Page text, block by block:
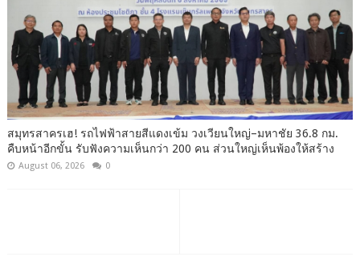
สมุทรสาครเฮ! รถไฟฟ้าสายสีแดงเข้ม วงเวียนใหญ่–มหาชัย 36.8 กม.
คืบหน้าอีกขั้น รับฟังความเห็นกว่า 200 คน ส่วนใหญ่เห็นพ้องให้สร้าง
August 06, 2026 0